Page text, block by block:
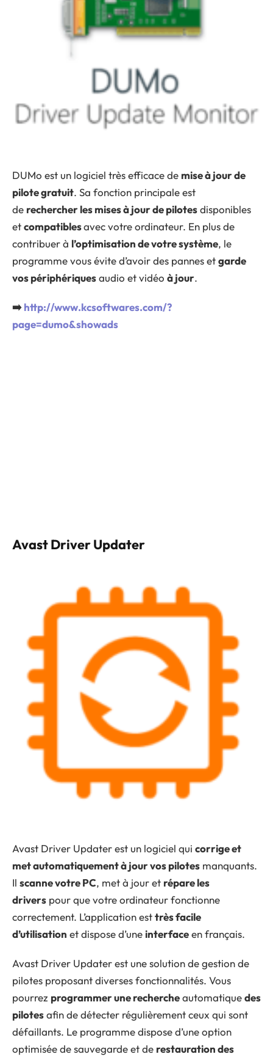
DUMo est un logiciel très efficace de mise à jour de
pilote gratuit. Sa fonction principale est
de rechercher les mises à jour de pilotesdisponibles
etcompatiblesavec votre ordinateur. En plus de
contribuer à l’optimisation de votre système, le
programme vous évite d’avoir des pannes etgarde
vos périphériquesaudio et vidéo à jour.
➡️http://www.kcsoftwares.com/?
page=dumo&showads
Avast Driver Updater
Avast Driver Updater est un logiciel qui corrige et
met automatiquement à jour vos pilotes manquants.
Il scanne votre PC, met à jour et répare les
drivers pour que votre ordinateur fonctionne
correctement. L’application esttrès facile
d’utilisation et dispose d’uneinterfaceen français.
Avast Driver Updater est une solution de gestion de
pilotes proposant diverses fonctionnalités. Vous
pourrez programmer une rechercheautomatiquedes
pilotesafin de détecter régulièrement ceux qui sont
défaillants. Le programme dispose d’une option
optimisée de sauvegarde et de restauration des